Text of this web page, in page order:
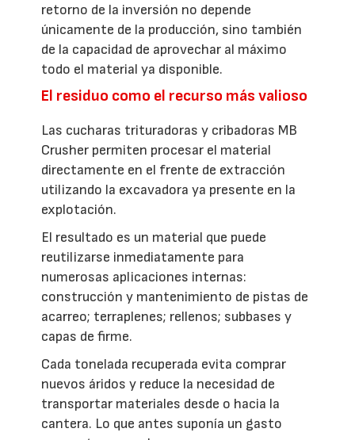
retorno de la inversión no depende
únicamente de la producción, sino también
de la capacidad de aprovechar al máximo
todo el material ya disponible.
El residuo como el recurso más valioso
Las cucharas trituradoras y cribadoras MB
Crusher permiten procesar el material
directamente en el frente de extracción
utilizando la excavadora ya presente en la
explotación.
El resultado es un material que puede
reutilizarse inmediatamente para
numerosas aplicaciones internas:
construcción y mantenimiento de pistas de
acarreo; terraplenes; rellenos; subbases y
capas de firme.
Cada tonelada recuperada evita comprar
nuevos áridos y reduce la necesidad de
transportar materiales desde o hacia la
cantera. Lo que antes suponía un gasto